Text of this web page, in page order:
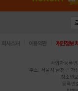
회사소개 이용약관 개인정보
사업자등록
주소: 서울시 금천구
청소년
등록번